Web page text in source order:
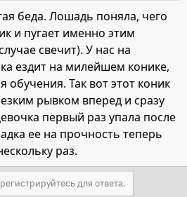
беда. Лошадь поняла, чего
и пугает именно этим
свечит). У нас на
ездит на милейшем конике,
обучения. Так вот этот коник
рывком вперед и сразу
первый раз упала после
ее на прочность теперь
раз.
для ответа.